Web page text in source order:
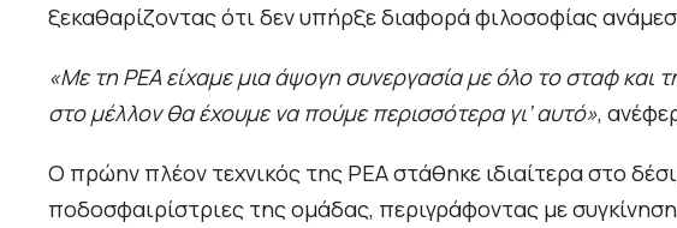
ξεκαθαρίζοντας ότι δεν υπήρξε διαφορά φιλοσοφίας
«Με τη ΡΕΑ είχαμε μια άψογη συνεργασία με όλο το σταφ και
στο μέλλον θα έχουμε να πούμε περισσότερα γι’ αυτό»,
Ο πρώην πλέον τεχνικός της ΡΕΑ στάθηκε ιδιαίτερα στο
ποδοσφαιρίστριες της ομάδας, περιγράφοντας με συγκίνηση